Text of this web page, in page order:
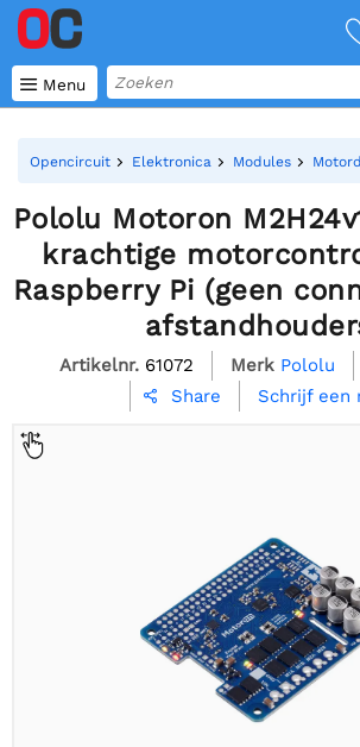
 Menu
Opencircuit Elektronica Modules
Pololu Motoron
krachtige
Raspberry Pi (geen
Artikelnr. 61072 Merk Pololu
 Share Schrijf een